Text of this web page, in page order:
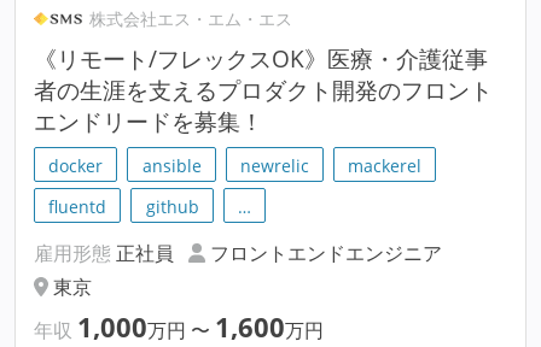
株式会社エス・エム・エス
《リモート/フレックスOK》医療・介護従事
者の生涯を支えるプロダクト開発のフロント
エンドリードを募集！
docker ansible newrelic
mackerel
fluentd
github …
雇用形態 正社員
フロントエンドエンジニア
東京
年収 1,000万円 〜 1,600万円